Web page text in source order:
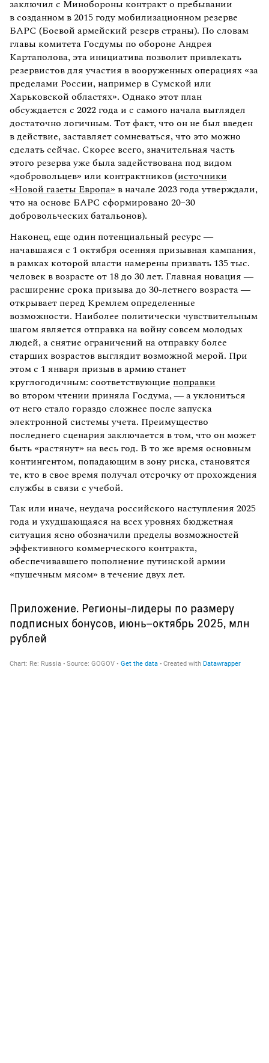
заключил с Минобороны контракт о пребывании
в созданном в 2015 году мобилизационном резерве
БАРС (Боевой армейский резерв страны). По словам
главы комитета Госдумы по обороне Андрея
Картаполова, эта инициатива позволит привлекать
резервистов для участия в вооруженных операциях «за
пределами России, например в Сумской или
Харьковской областях». Однако этот план
обсуждается с 2022 года и с самого начала выглядел
достаточно логичным. Тот факт, что он не был введен
в действие, заставляет сомневаться, что это можно
сделать сейчас. Скорее всего, значительная часть
этого резерва уже была задействована под видом
«добровольцев» или контрактников (источники
«Новой газеты Европа» в начале 2023 года утверждали,
что на основе БАРС сформировано 20–30
добровольческих батальонов).
Наконец, еще один потенциальный ресурс —
начавшаяся с 1 октября осенняя призывная кампания,
в рамках которой власти намерены призвать 135 тыс.
человек в возрасте от 18 до 30 лет. Главная новация —
расширение срока призыва до 30-летнего возраста —
открывает перед Кремлем определенные
возможности. Наиболее политически чувствительным
шагом является отправка на войну совсем молодых
людей, а снятие ограничений на отправку более
старших возрастов выглядит возможной мерой. При
этом с 1 января призыв в армию станет
круглогодичным: соответствующие поправки
во втором чтении приняла Госдума, — а уклониться
от него стало гораздо сложнее после запуска
электронной системы учета. Преимущество
последнего сценария заключается в том, что он может
быть «растянут» на весь год. В то же время основным
контингентом, попадающим в зону риска, становятся
те, кто в свое время получал отсрочку от прохождения
службы в связи с учебой.
Так или иначе, неудача российского наступления 2025
года и ухудшающаяся на всех уровнях бюджетная
ситуация ясно обозначили пределы возможностей
эффективного коммерческого контракта,
обеспечивавшего пополнение путинской армии
«пушечным мясом» в течение двух лет.
Приложение. Регионы-лидеры по размеру
подписных бонусов, июнь–октябрь 2025, млн
рублей